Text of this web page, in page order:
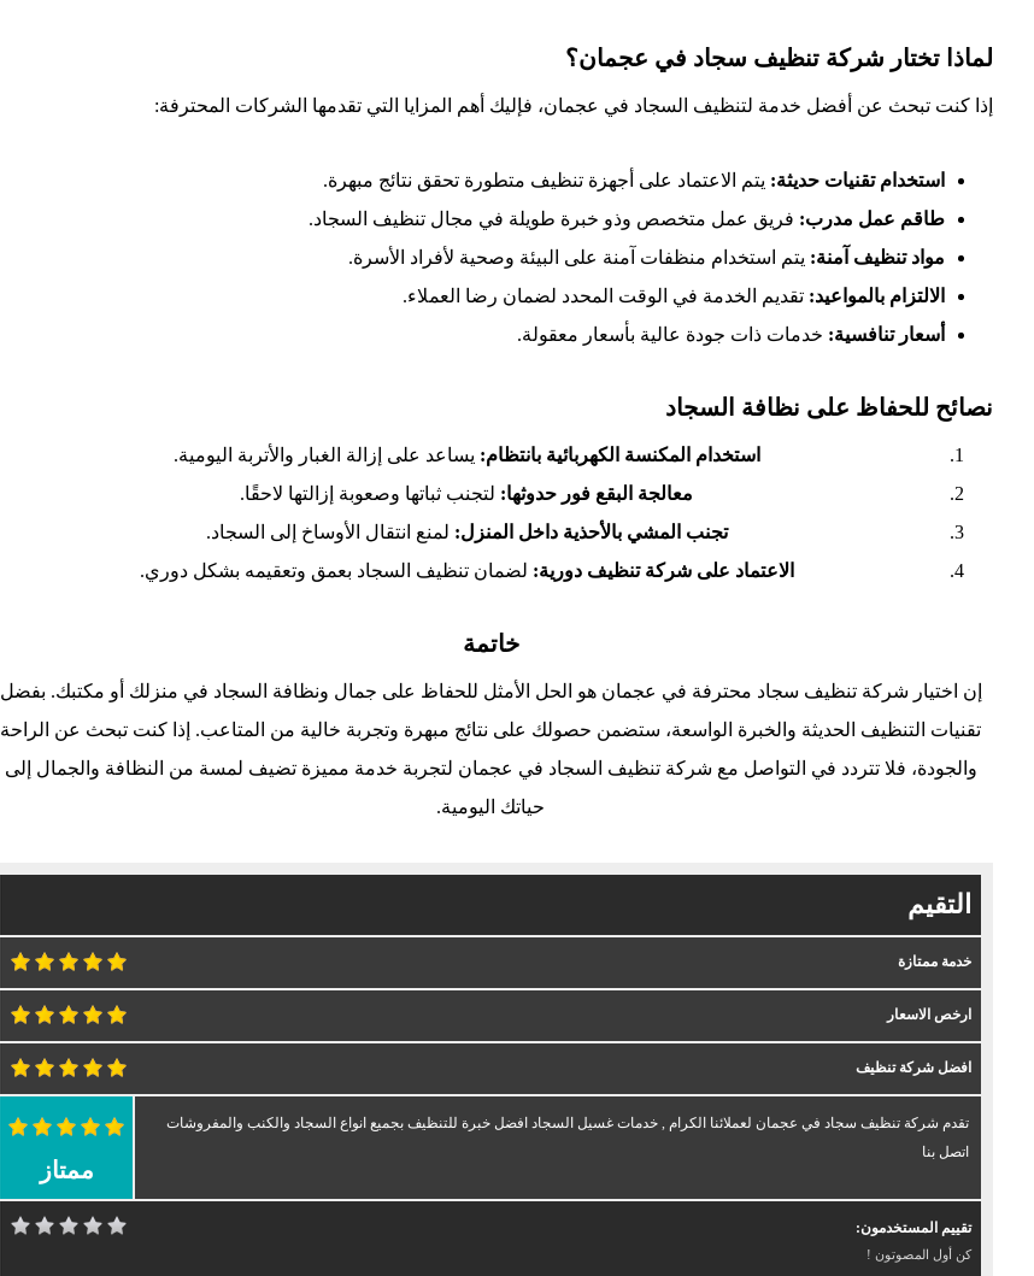
لماذا تختار شركة تنظيف سجاد في عجمان؟
إذا كنت تبحث عن أفضل خدمة لتنظيف السجاد في عجمان، فإليك أهم المزايا التي تقدمها الشركات المحترفة:
استخدام تقنيات حديثة: يتم الاعتماد على أجهزة تنظيف متطورة تحقق نتائج مبهرة.
طاقم عمل مدرب: فريق عمل متخصص وذو خبرة طويلة في مجال تنظيف السجاد.
مواد تنظيف آمنة: يتم استخدام منظفات آمنة على البيئة وصحية لأفراد الأسرة.
الالتزام بالمواعيد: تقديم الخدمة في الوقت المحدد لضمان رضا العملاء.
أسعار تنافسية: خدمات ذات جودة عالية بأسعار معقولة.
نصائح للحفاظ على نظافة السجاد
استخدام المكنسة الكهربائية بانتظام: يساعد على إزالة الغبار والأتربة اليومية.
معالجة البقع فور حدوثها: لتجنب ثباتها وصعوبة إزالتها لاحقًا.
تجنب المشي بالأحذية داخل المنزل: لمنع انتقال الأوساخ إلى السجاد.
الاعتماد على شركة تنظيف دورية: لضمان تنظيف السجاد بعمق وتعقيمه بشكل دوري.
خاتمة
إن اختيار شركة تنظيف سجاد محترفة في عجمان هو الحل الأمثل للحفاظ على جمال ونظافة السجاد في منزلك أو مكتبك. بفضل
تقنيات التنظيف الحديثة والخبرة الواسعة، ستضمن حصولك على نتائج مبهرة وتجربة خالية من المتاعب. إذا كنت تبحث عن الراحة
والجودة، فلا تتردد في التواصل مع شركة تنظيف السجاد في عجمان لتجربة خدمة مميزة تضيف لمسة من النظافة والجمال إلى
حياتك اليومية.
التقيم
خدمة ممتازة
ارخص الاسعار
افضل شركة تنظيف
ممتاز
تقدم شركة تنظيف سجاد في عجمان لعملائنا الكرام , خدمات غسيل السجاد افضل خبرة للتنظيف بجميع انواع السجاد والكنب والمفروشات
اتصل بنا
تقييم المستخدمون:
كن أول المصوتون !